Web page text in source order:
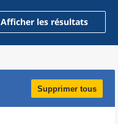
Afficher les résultats
Supprimer tous